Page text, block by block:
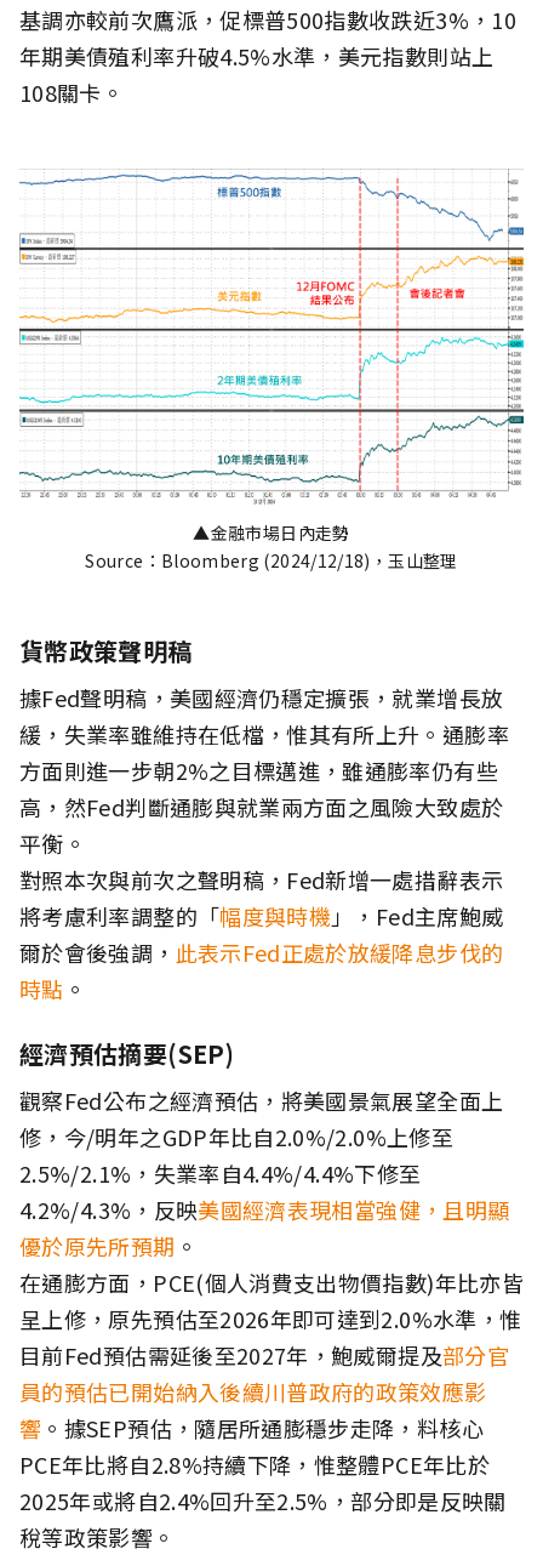
基調亦較前次鷹派，促標普500指數收跌近3%，10
年期美債殖利率升破4.5%水準，美元指數則站上
108關卡。
▲金融市場日內走勢
Source：Bloomberg (2024/12/18)，玉山整理
貨幣政策聲明稿
據Fed聲明稿，美國經濟仍穩定擴張，就業增長放
緩，失業率雖維持在低檔，惟其有所上升。通膨率
方面則進一步朝2%之目標邁進，雖通膨率仍有些
高，然Fed判斷通膨與就業兩方面之風險大致處於
平衡。
對照本次與前次之聲明稿，Fed新增一處措辭表示
將考慮利率調整的「幅度與時機 」，Fed主席鮑威
爾於會後強調， 此表示Fed正處於放緩降息步伐的
時點 。
經濟預估摘要(SEP)
觀察Fed公布之經濟預估，將美國景氣展望全面上
修，今/明年之GDP年比自2.0%/2.0%上修至
2.5%/2.1%，失業率自4.4%/4.4%下修至
4.2%/4.3%，反映美國經濟表現相當強健，且明顯
優於原先所預期 。
在通膨方面，PCE(個人消費支出物價指數)年比亦皆
呈上修，原先預估至2026年即可達到2.0%水準，惟
目前Fed預估需延後至2027年，鮑威爾提及部分官
員的預估已開始納入後續川普政府的政策效應影
響 。據SEP預估，隨居所通膨穩步走降，料核心
PCE年比將自2.8%持續下降，惟整體PCE年比於
2025年或將自2.4%回升至2.5%，部分即是反映關
稅等政策影響。